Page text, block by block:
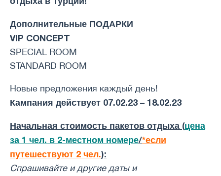
Дополнительные ПОДАРКИ
VIP CONCEPT
SPECIAL ROOM
STANDARD ROOM
Новые предложения каждый день!
Кампания действует 07.02.23 – 18.02.23
Начальная стоимость пакетов отдыха (цена
за 1 чел. в 2-местном номере/*если
путешествуют 2 чел.):
Спрашивайте и другие даты и ​​